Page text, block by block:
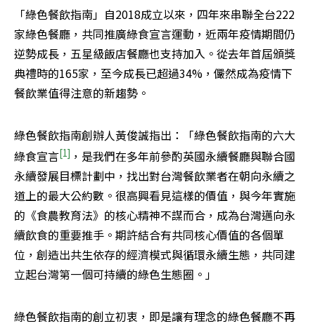
「綠色餐飲指南」自2018成立以來，四年來串聯全台222
家綠色餐廳，共同推廣綠食宣言運動，近兩年疫情期間仍
逆勢成長，五星級飯店餐廳也支持加入。從去年首屆頒獎
典禮時的165家，至今成長已超過34%，儼然成為疫情下
餐飲業值得注意的新趨勢。
綠色餐飲指南創辦人黃俊誠指出：「綠色餐飲指南的六大
綠食宣言[1] ，是我們在多年前參酌英國永續餐廳與聯合國
永續發展目標計劃中，找出對台灣餐飲業者在朝向永續之
道上的最大公約數。很高興看見這樣的價值，與今年實施
的《食農教育法》的核心精神不謀而合，成為台灣邁向永
續飲食的重要推手。期許結合有共同核心價值的各個單
位，創造出共生依存的經濟模式與循環永續生態，共同建
立起台灣第一個可持續的綠色生態圈。」
綠色餐飲指南的創立初衷，即是讓有理念的綠色餐廳不再